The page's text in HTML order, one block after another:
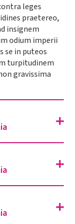
leges
praetereo,
insignem
odium imperii
se in puteos
turpitudinem
gravissima